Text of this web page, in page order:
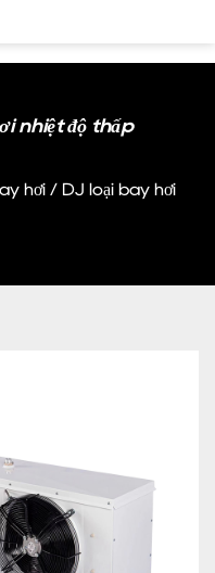
nhiệt độ thấp
hơi / DJ loại bay hơi